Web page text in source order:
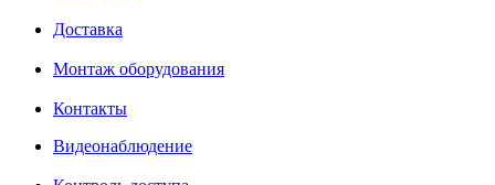
Доставка
Монтаж оборудования
Контакты
Видеонаблюдение